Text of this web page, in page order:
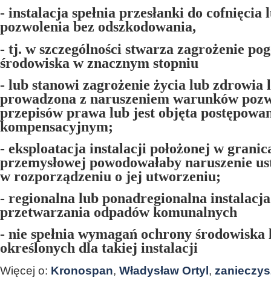
- instalacja spełnia przesłanki do cofnięcia
pozwolenia bez odszkodowania,
- tj. w szczególności stwarza zagrożenie
środowiska w znacznym stopniu
- lub stanowi zagrożenie życia lub zdrowia
prowadzona z naruszeniem warunków
przepisów prawa lub jest objęta
kompensacyjnym;
- eksploatacja instalacji położonej w
przemysłowej powodowałaby naruszenie
w rozporządzeniu o jej utworzeniu;
- regionalna lub ponadregionalna
przetwarzania odpadów komunalnych
- nie spełnia wymagań ochrony
określonych dla takiej instalacji
Więcej o: Kronospan, Władysław Ortyl,